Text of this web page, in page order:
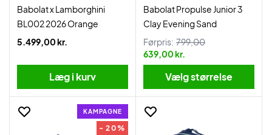
Babolat x Lamborghini
BL002 2026 Orange
5.499,00 kr.
Læg i kurv
Babolat Propulse Junior 3
Clay Evening Sand
Førpris: 799,00
639,00 kr.
Vælg størrelse
KAMPAGNE
- 20%